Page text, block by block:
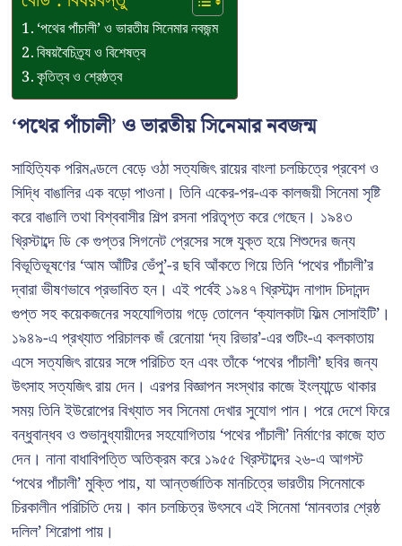
‘পথের পাঁচালী’ ও ভারতীয় সিনেমার নবজন্ম
বিষয়বৈচিত্র্য ও বিশেষত্ব
কৃতিত্ব ও শ্রেষ্ঠত্ব
‘পথের পাঁচালী’ ও ভারতীয় সিনেমার নবজন্ম
সাহিত্যিক পরিমণ্ডলে বেড়ে ওঠা সত্যজিৎ রায়ের বাংলা চলচ্চিত্রে প্রবেশ ও
সিদ্ধি বাঙালির এক বড়ো পাওনা। তিনি একের-পর-এক কালজয়ী সিনেমা সৃষ্টি
করে বাঙালি তথা বিশ্ববাসীর শিল্প রসনা পরিতৃপ্ত করে গেছেন। ১৯৪৩
খ্রিস্টাব্দে ডি কে গুপ্তর সিগনেট প্রেসের সঙ্গে যুক্ত হয়ে শিশুদের জন্য
বিভূতিভূষণের ‘আম আঁটির ভেঁপু’-র ছবি আঁকতে গিয়ে তিনি ‘পথের পাঁচালী’র
দ্বারা ভীষণভাবে প্রভাবিত হন। এই পর্বেই ১৯৪৭ খ্রিস্টাব্দ নাগাদ চিদানন্দ
গুপ্ত সহ কয়েকজনের সহযোগিতায় গড়ে তোলেন ‘ক্যালকাটা ফিল্ম সোসাইটি’।
১৯৪৯-এ প্রখ্যাত পরিচালক জঁ রেনোয়া ‘দ্য রিভার’-এর শুটিং-এ কলকাতায়
এসে সত্যজিৎ রায়ের সঙ্গে পরিচিত হন এবং তাঁকে ‘পথের পাঁচালী’ ছবির জন্য
উৎসাহ সত্যজিৎ রায় দেন। এরপর বিজ্ঞাপন সংস্থার কাজে ইংল্যান্ডে থাকার
সময় তিনি ইউরোপের বিখ্যাত সব সিনেমা দেখার সুযোগ পান। পরে দেশে ফিরে
বন্ধুবান্ধব ও শুভানুধ্যায়ীদের সহযোগিতায় ‘পথের পাঁচালী’ নির্মাণের কাজে হাত
দেন। নানা বাধাবিপত্তি অতিক্রম করে ১৯৫৫ খ্রিস্টাব্দের ২৬-এ আগস্ট
‘পথের পাঁচালী’ মুক্তি পায়, যা আন্তর্জাতিক মানচিত্রে ভারতীয় সিনেমাকে
চিরকালীন পরিচিতি দেয়। কান চলচ্চিত্র উৎসবে এই সিনেমা ‘মানবতার শ্রেষ্ঠ
দলিল’ শিরোপা পায়।